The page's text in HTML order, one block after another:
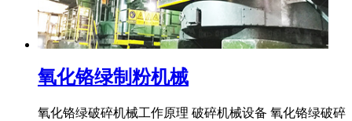
氧化铬绿制粉机械
氧化铬绿破碎机械工作原理 破碎机械设备 氧化铬绿破碎